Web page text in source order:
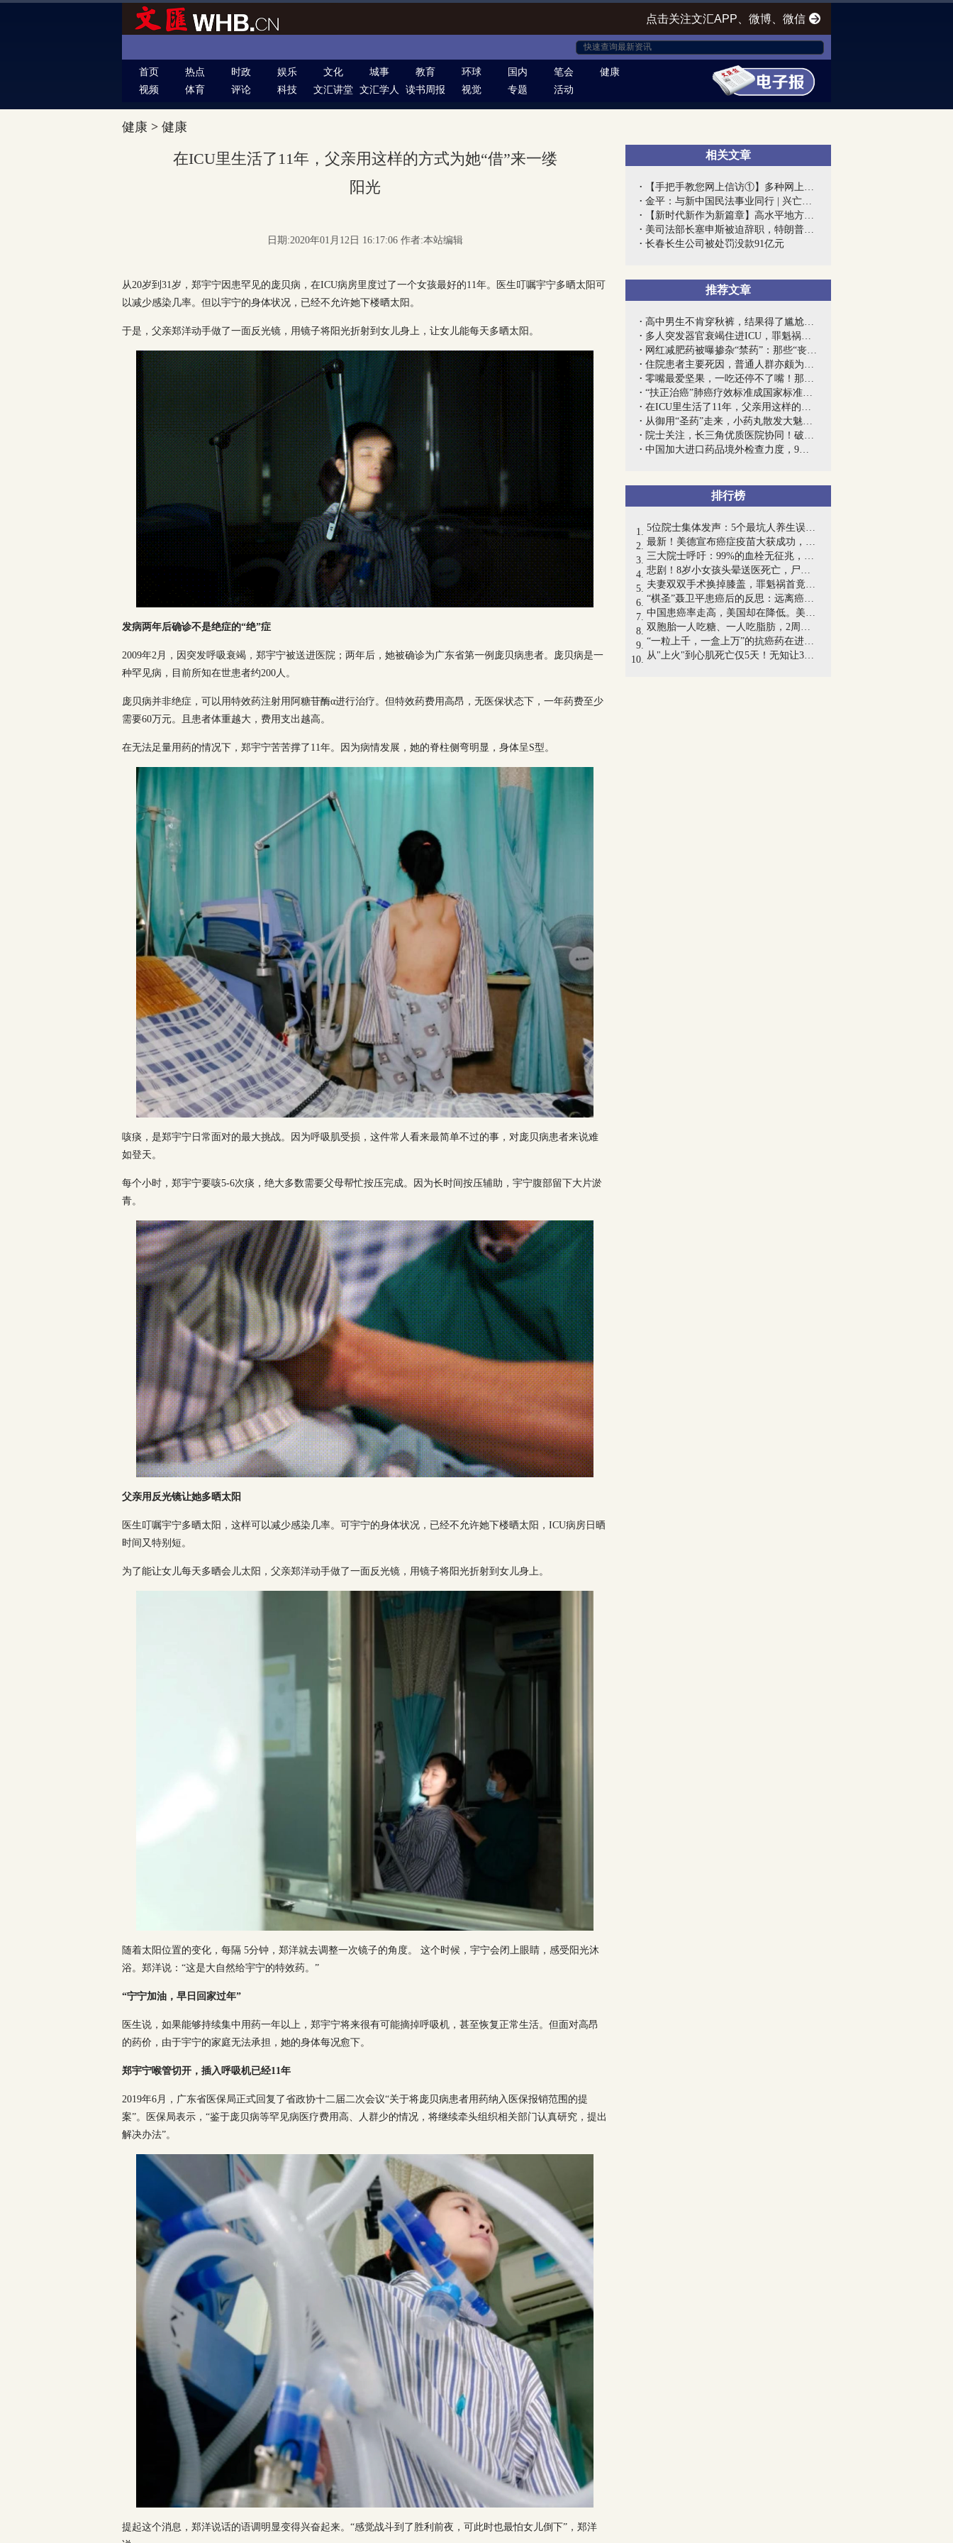
点击关注文汇APP、微博、微信
首页 热点 时政 娱乐 文化 城事 教育 环球 国内 笔会
健康
视频
体育 评论 科技 文汇讲堂 文汇学人 读书周报 视觉 专题 活动
健康 > 健康
相关文章
【手把手教您网上信访①】多种网上信访渠...
金平：与新中国民法事业同行 | 兴亡匹夫...
【新时代新作为新篇章】高水平地方高校建...
美司法部长塞申斯被迫辞职，特朗普终向“...
长春长生公司被处罚没款91亿元
推荐文章
高中男生不肯穿秋裤，结果得了尴尬怪病：...
多人突发器官衰竭住进ICU，罪魁祸首很多...
网红减肥药被曝掺杂“禁药”：那些“丧命...
住院患者主要死因，普通人群亦颇为常见，...
零嘴最爱坚果，一吃还停不了嘴！那么，吃...
“扶正治癌”肺癌疗效标准成国家标准，“...
在ICU里生活了11年，父亲用这样的方式为...
从御用“圣药”走来，小药丸散发大魅力：...
院士关注，长三角优质医院协同！破题精神...
中国加大进口药品境外检查力度，9年禁22...
排行榜
5位院士集体发声：5个最坑人养生误区，一...
最新！美德宣布癌症疫苗大获成功，癌细胞...
三大院士呼吁：99%的血栓无征兆，记住一...
悲剧！8岁小女孩头晕送医死亡，尸检结果...
夫妻双双手术换掉膝盖，罪魁祸首竟是坚持...
“棋圣”聂卫平患癌后的反思：远离癌症，...
中国患癌率走高，美国却在降低。美国20年...
双胞胎一人吃糖、一人吃脂肪，2周后终于...
“一粒上千，一盒上万”的抗癌药在进入医...
从"上火"到心肌死亡仅5天！无知让35岁的...
在ICU里生活了11年，父亲用这样的方式为她“借”来一缕
阳光
日期:2020年01月12日 16:17:06 作者:本站编辑
从20岁到31岁，郑宇宁因患罕见的庞贝病，在ICU病房里度过了一个女孩最好的11年。医生叮嘱宇宁多晒太阳可
以减少感染几率。但以宇宁的身体状况，已经不允许她下楼晒太阳。
于是，父亲郑洋动手做了一面反光镜，用镜子将阳光折射到女儿身上，让女儿能每天多晒太阳。
发病两年后确诊不是绝症的“绝”症
2009年2月，因突发呼吸衰竭，郑宇宁被送进医院；两年后，她被确诊为广东省第一例庞贝病患者。庞贝病是一
种罕见病，目前所知在世患者约200人。
庞贝病并非绝症，可以用特效药注射用阿糖苷酶α进行治疗。但特效药费用高昂，无医保状态下，一年药费至少
需要60万元。且患者体重越大，费用支出越高。
在无法足量用药的情况下，郑宇宁苦苦撑了11年。因为病情发展，她的脊柱侧弯明显，身体呈S型。
咳痰，是郑宇宁日常面对的最大挑战。因为呼吸肌受损，这件常人看来最简单不过的事，对庞贝病患者来说难
如登天。
每个小时，郑宇宁要咳5-6次痰，绝大多数需要父母帮忙按压完成。因为长时间按压辅助，宇宁腹部留下大片淤
青。
父亲用反光镜让她多晒太阳
医生叮嘱宇宁多晒太阳，这样可以减少感染几率。可宇宁的身体状况，已经不允许她下楼晒太阳，ICU病房日晒
时间又特别短。
为了能让女儿每天多晒会儿太阳，父亲郑洋动手做了一面反光镜，用镜子将阳光折射到女儿身上。
随着太阳位置的变化，每隔 5分钟，郑洋就去调整一次镜子的角度。 这个时候，宇宁会闭上眼睛，感受阳光沐
浴。郑洋说：“这是大自然给宇宁的特效药。”
“宁宁加油，早日回家过年”
医生说，如果能够持续集中用药一年以上，郑宇宁将来很有可能摘掉呼吸机，甚至恢复正常生活。但面对高昂
的药价，由于宇宁的家庭无法承担，她的身体每况愈下。
郑宇宁喉管切开，插入呼吸机已经11年
2019年6月，广东省医保局正式回复了省政协十二届二次会议“关于将庞贝病患者用药纳入医保报销范围的提
案”。医保局表示，“鉴于庞贝病等罕见病医疗费用高、人群少的情况，将继续牵头组织相关部门认真研究，提出
解决办法”。
提起这个消息，郑洋说话的语调明显变得兴奋起来。“感觉战斗到了胜利前夜，可此时也最怕女儿倒下”，郑洋